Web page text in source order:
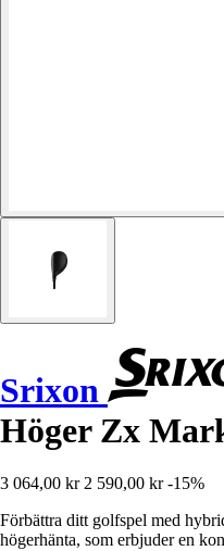
Srixon
Höger Zx
3 064,00 kr 2 590,00 kr -15%
Förbättra ditt golfspel med
högerhänta, som erbjuder en